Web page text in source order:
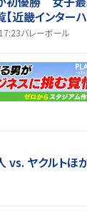
近畿インター
バレーボール
vs. ヤクルトほ